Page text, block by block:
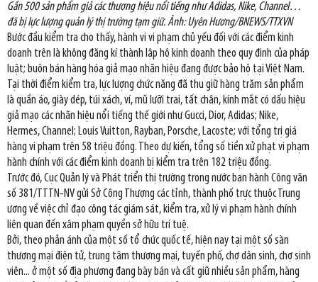
Gần 500 sản phẩm giả các thương hiệu nổi tiếng như Adidas, Nike, Channel…
đã bị lực lượng quản lý thị trường tạm giữ. Ảnh: Uyên Hương/BNEWS/TTXVN
Bước đầu kiểm tra cho thấy, hành vi vi phạm chủ yếu đối với các điểm kinh
doanh trên là không đăng kí thành lập hộ kinh doanh theo quy định của pháp
luật; buôn bán hàng hóa giả mạo nhãn hiệu đang được bảo hộ tại Việt Nam.
Tại thời điểm kiểm tra, lực lượng chức năng đã thu giữ hàng trăm sản phẩm
là quần áo, giày dép, túi xách, ví, mũ lưỡi trai, tất chân, kính mắt có dấu hiệu
giả mạo các nhãn hiệu nổi tiếng thế giới như Gucci, Dior, Adidas; Nike,
Hermes, Channel; Louis Vuitton, Rayban, Porsche, Lacoste; với tổng trị giá
hàng vi phạm trên 58 triệu đồng. Theo dự kiến, tổng số tiền xử phạt vi phạm
hành chính với các điểm kinh doanh bị kiểm tra trên 182 triệu đồng.
Trước đó, Cục Quản lý và Phát triển thị trường trong nước ban hành Công văn
số 381/TTTN-NV gửi Sở Công Thương các tỉnh, thành phố trực thuộc Trung
ương về việc chỉ đạo công tác giám sát, kiểm tra, xử lý vi phạm hành chính
liên quan đến xâm phạm quyền sở hữu trí tuệ.
Bởi, theo phản ánh của một số tổ chức quốc tế, hiện nay tại một số sàn
thương mại điện tử, trung tâm thương mại, tuyến phố, chợ dân sinh, chợ sinh
viên... ở một số địa phương đang bày bán và cất giữ nhiều sản phẩm, hàng